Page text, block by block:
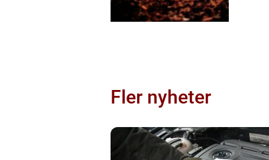
Fler nyheter